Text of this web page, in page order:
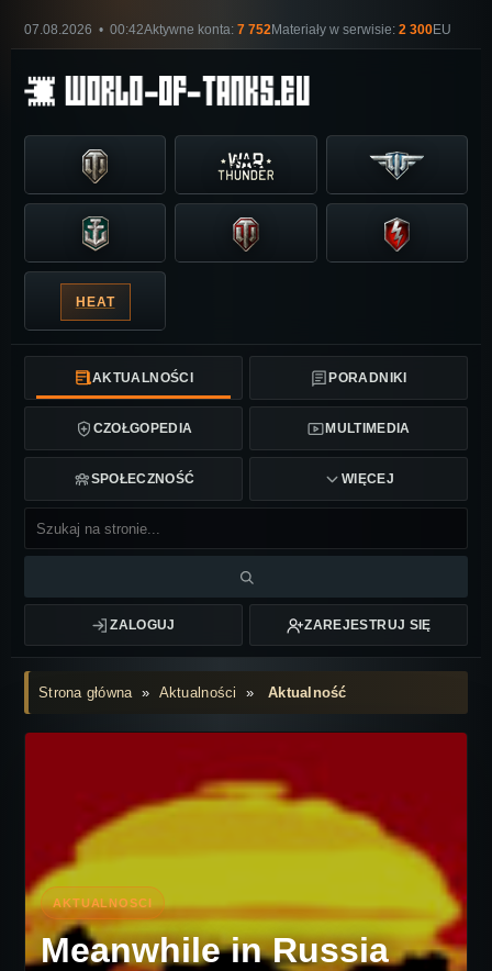
07.08.2026 • 00:42Aktywne konta: 7 752Materiały w serwisie: 2 300EU
HEAT
AKTUALNOŚCI PORADNIKI
CZOŁGOPEDIA MULTIMEDIA
SPOŁECZNOŚĆ WIĘCEJ
ZALOGUJ ZAREJESTRUJ SIĘ
Strona główna» Aktualności »Aktualność
Meanwhile in Russia